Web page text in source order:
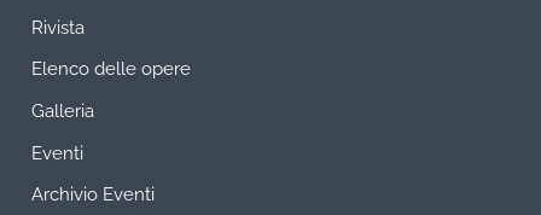
Rivista
Elenco delle opere
Galleria
Eventi
Archivio Eventi